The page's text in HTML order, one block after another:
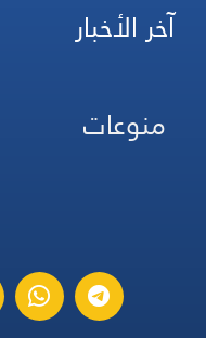
آخر الأخبار
منوعات